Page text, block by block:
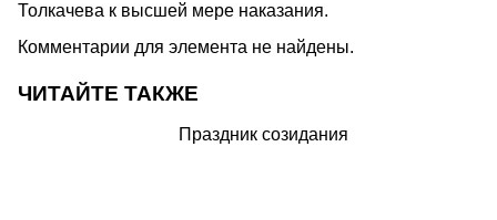
Толкачева к высшей мере наказания.
Комментарии для элемента не найдены.
ЧИТАЙТЕ ТАКЖЕ
Праздник созидания